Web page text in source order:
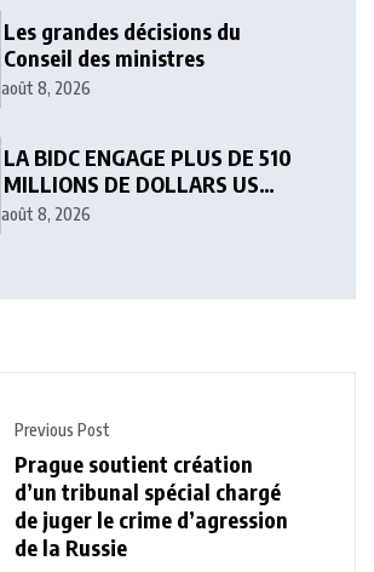
Les grandes décisions du
Conseil des ministres
août 8, 2026
LA BIDC ENGAGE PLUS DE 510
MILLIONS DE DOLLARS US
POURACCÉLÉRER LE
août 8, 2026
Previous Post
Prague soutient création
d’un tribunal spécial chargé
de juger le crime d’agression
de la Russie